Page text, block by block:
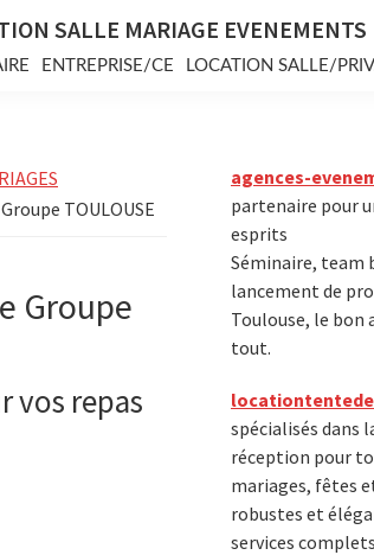
SALLE MARIAGE EVENEMENTS
ENTREPRISE/CE LOCATION SALLE/
TOULOUSE
Groupe
vos repas
Primary
Sidebar
agences-
partenaire pour
esprits
Séminaire, team
lancement de
Toulouse, le bon
tout.
spécialisés dans
réception pour
mariages, fêtes
robustes et
services